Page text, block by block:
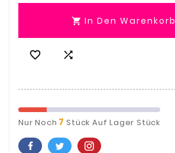
 In Den Warenkorb
 
Nur Noch 7 Stück Auf Lager Stück